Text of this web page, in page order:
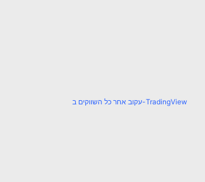
עקוב אחר כל השווקים ב-TradingView